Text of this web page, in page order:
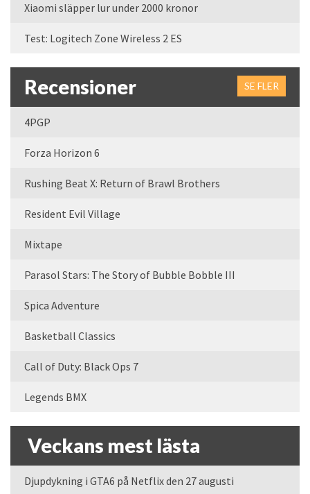
Xiaomi släpper lur under 2000 kronor
Test: Logitech Zone Wireless 2 ES
Recensioner SE FLER
4PGP
Forza Horizon 6
Rushing Beat X: Return of Brawl Brothers
Resident Evil Village
Mixtape
Parasol Stars: The Story of Bubble Bobble III
Spica Adventure
Basketball Classics
Call of Duty: Black Ops 7
Legends BMX
Veckans mest lästa
Djupdykning i GTA6 på Netflix den 27 augusti